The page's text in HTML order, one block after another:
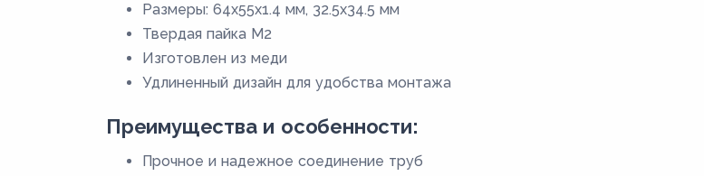
Размеры: 64х55х1.4 мм, 32.5х34.5 мм
Твердая пайка М2
Изготовлен из меди
Удлиненный дизайн для удобства монтажа
Преимущества и особенности:
Прочное и надежное соединение труб